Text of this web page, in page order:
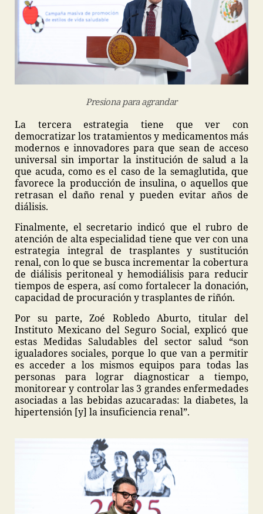
Presiona para agrandar
La tercera estrategia tiene que ver con
democratizar los tratamientos y medicamentos más
modernos e innovadores para que sean de acceso
universal sin importar la institución de salud a la
que acuda, como es el caso de la semaglutida, que
favorece la producción de insulina, o aquellos que
retrasan el daño renal y pueden evitar años de
diálisis.
Finalmente, el secretario indicó que el rubro de
atención de alta especialidad tiene que ver con una
estrategia integral de trasplantes y sustitución
renal, con lo que se busca incrementar la cobertura
de diálisis peritoneal y hemodiálisis para reducir
tiempos de espera, así como fortalecer la donación,
capacidad de procuración y trasplantes de riñón.
Por su parte, Zoé Robledo Aburto, titular del
Instituto Mexicano del Seguro Social, explicó que
estas Medidas Saludables del sector salud “son
igualadores sociales, porque lo que van a permitir
es acceder a los mismos equipos para todas las
personas para lograr diagnosticar a tiempo,
monitorear y controlar las 3 grandes enfermedades
asociadas a las bebidas azucaradas: la diabetes, la
hipertensión [y] la insuficiencia renal”.